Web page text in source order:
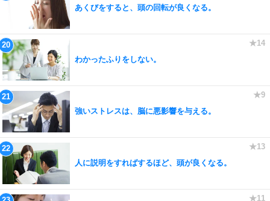
あくびをすると、頭の回転が良くなる。
わかったふりをしない。
強いストレスは、脳に悪影響を与える。
人に説明をすればするほど、頭が良くなる。